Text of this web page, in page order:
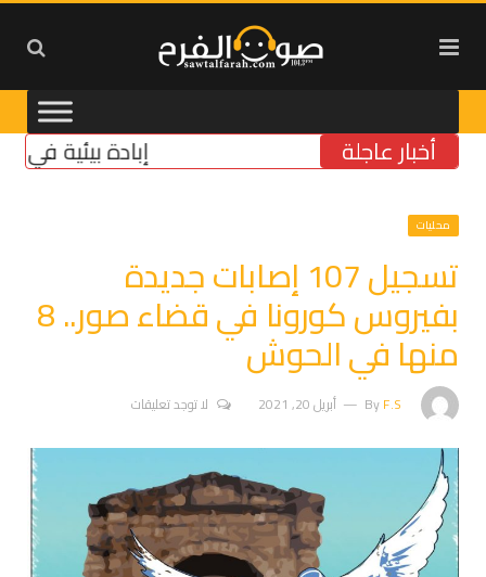
أخبار عاجلة إبادة بيئية في
محليات
تسجيل 107 إصابات جديدة
بفيروس كورونا في قضاء صور.. 8
منها في الحوش
ByF.S أبريل 20, 2021 لا توجد تعليقات